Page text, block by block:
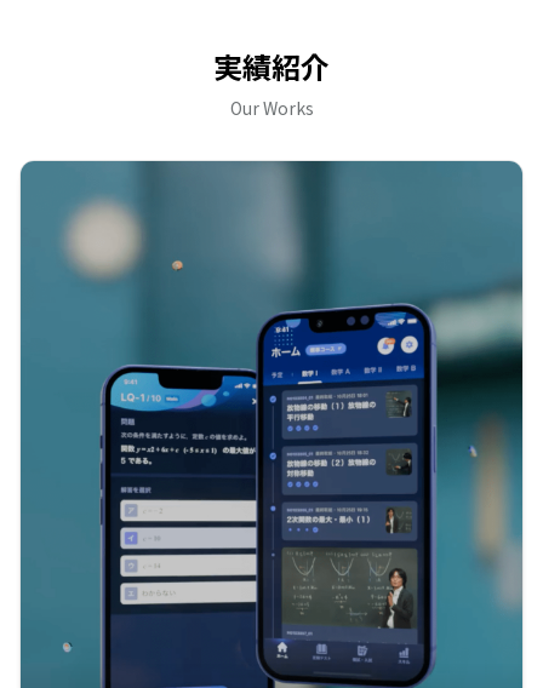
実績紹介
Our Works